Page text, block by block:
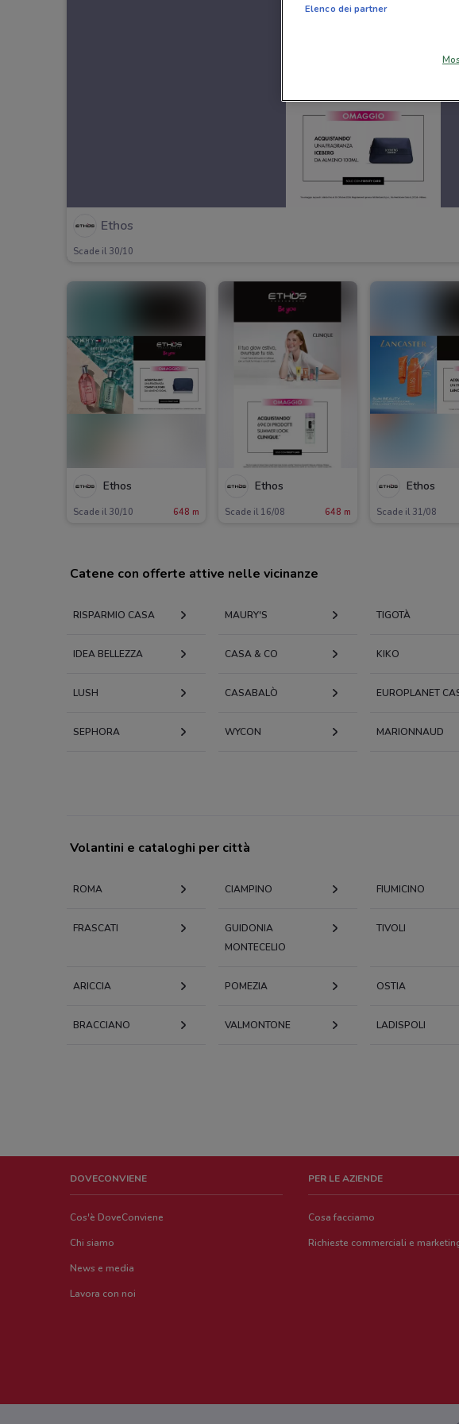
Ethos
Scade il 30/10
Ethos
Scade il 30/10 648 m
Ethos
Scade il 16/08 648 m
Ethos
Scade il 31/08
Catene con offerte attive nelle vicinanze
RISPARMIO CASA MAURY'S TIGOTÀ
IDEA BELLEZZA CASA & CO KIKO
LUSH CASABALÒ EUROPLANET
SEPHORA WYCON MARIONNAUD
Volantini e cataloghi per città
ROMA CIAMPINO FIUMICINO
FRASCATI
GUIDONIA
MONTECELIO
TIVOLI
ARICCIA POMEZIA OSTIA
BRACCIANO VALMONTONE LADISPOLI
DOVECONVIENE
Cos'è DoveConviene
Chi siamo
News e media
Lavora con noi
PER LE AZIENDE
Cosa facciamo
Richieste commerciali e
Elenco dei partner